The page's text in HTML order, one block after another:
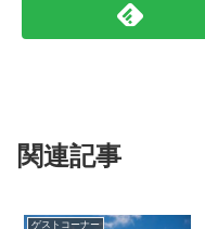
関連記事
ゲストコーナー